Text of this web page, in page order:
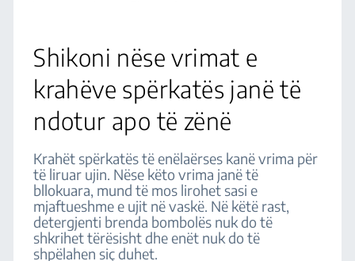
Shikoni nëse vrimat e
krahëve spërkatës janë të
ndotur apo të zënë
Krahët spërkatës të enëlaërses kanë vrima për
të liruar ujin. Nëse këto vrima janë të
bllokuara, mund të mos lirohet sasi e
mjaftueshme e ujit në vaskë. Në këtë rast,
detergjenti brenda bombolës nuk do të
shkrihet tërësisht dhe enët nuk do të
shpëlahen siç duhet.